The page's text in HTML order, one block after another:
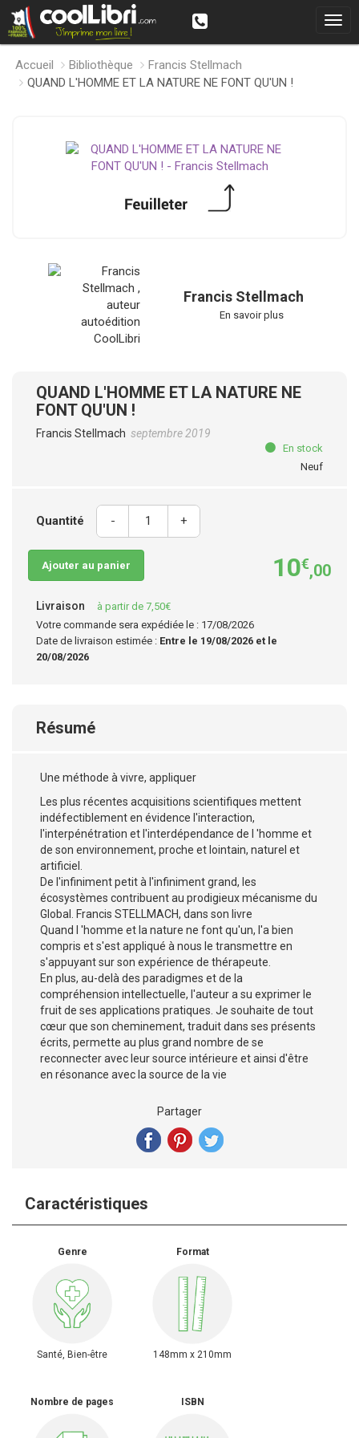
Accueil Bibliothèque
Francis Stellmach
QUAND L'HOMME ET LA NATURE NE FONT QU'UN !
Francis Stellmach
En savoir plus
QUAND L'HOMME ET LA NATURE NE
FONT QU'UN !
Francis Stellmach septembre 2019
En stock
Neuf
Quantité - +
Ajouter au panier 10€,00
Livraison
à partir de 7,50€
Votre commande sera expédiée le : 17/08/2026
Date de livraison estimée : Entre le 19/08/2026 et le
20/08/2026
Résumé
Une méthode à vivre, appliquer
Les plus récentes acquisitions scientifiques mettent
indéfectiblement en évidence l'interaction,
l'interpénétration et l'interdépendance de l 'homme et
de son environnement, proche et lointain, naturel et
artificiel.
De l'infiniment petit à l'infiniment grand, les
écosystèmes contribuent au prodigieux mécanisme du
Global. Francis STELLMACH, dans son livre
Quand l 'homme et la nature ne font qu'un, l'a bien
compris et s'est appliqué à nous le transmettre en
s'appuyant sur son expérience de thérapeute.
En plus, au-delà des paradigmes et de la
compréhension intellectuelle, l'auteur a su exprimer le
fruit de ses applications pratiques. Je souhaite de tout
cœur que son cheminement, traduit dans ses présents
écrits, permette au plus grand nombre de se
reconnecter avec leur source intérieure et ainsi d'être
en résonance avec la source de la vie
Partager
Caractéristiques
Genre
Santé, Bien-être
Format
148mm x 210mm
Nombre de pages ISBN